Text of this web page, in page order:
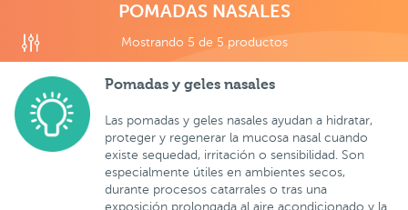
POMADAS NASALES
Mostrando 5 de 5 productos
Pomadas y geles nasales
Las pomadas y geles nasales ayudan a hidratar,
proteger y regenerar la mucosa nasal cuando
existe sequedad, irritación o sensibilidad. Son
especialmente útiles en ambientes secos,
durante procesos catarrales o tras una
exposición prolongada al aire acondicionado y la